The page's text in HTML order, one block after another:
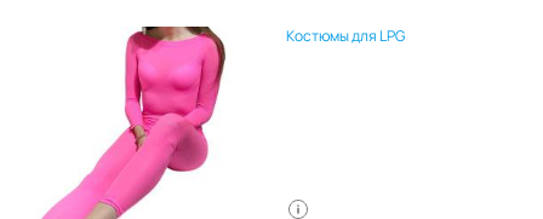
Костюмы для LPG